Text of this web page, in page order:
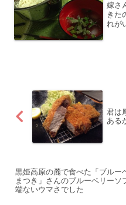
嫁さ
きた
れが
君は
ある
黒姫高原の麓で食べた「ブルー
まつき」さんのブルーベリーソ
端ないウマさでした